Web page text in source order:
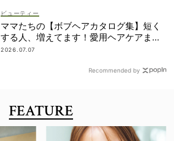
ビューティー
ママたちの【ボブヘアカタログ集】短く
する人、増えてます！愛用ヘアケアまで
全部見せ
2026.07.07
Recommended by
FEATURE